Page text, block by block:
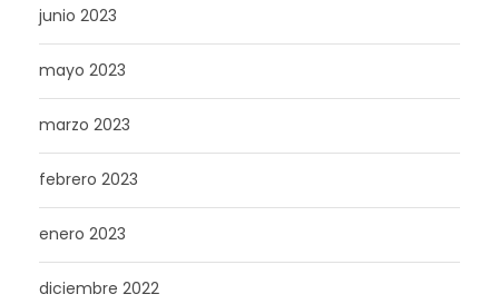
junio 2023
mayo 2023
marzo 2023
febrero 2023
enero 2023
diciembre 2022